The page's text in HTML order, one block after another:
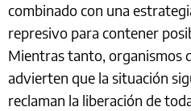
combinado con una
represivo para contener
Mientras tanto, organismos
advierten que la situación
reclaman la liberación de